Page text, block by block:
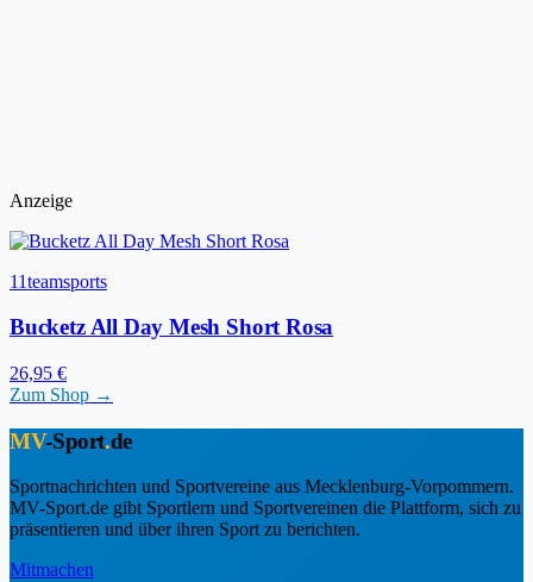
Anzeige
11teamsports
Bucketz All Day Mesh Short Rosa
26,95 €
Zum Shop →
MV-Sport.de
Sportnachrichten und Sportvereine aus Mecklenburg-Vorpommern.
MV-Sport.de gibt Sportlern und Sportvereinen die Plattform, sich zu
präsentieren und über ihren Sport zu berichten.
Mitmachen